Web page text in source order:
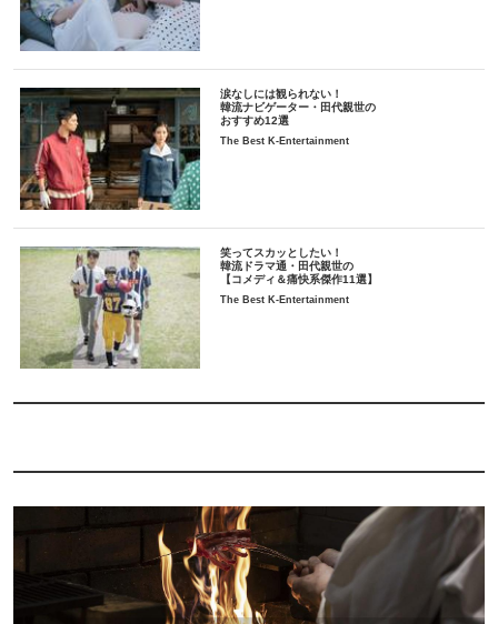
涙なしには観られない！
韓流ナビゲーター・田代親世の
おすすめ12選
The Best K-Entertainment
笑ってスカッとしたい！
韓流ドラマ通・田代親世の
【コメディ＆痛快系傑作11選】
The Best K-Entertainment